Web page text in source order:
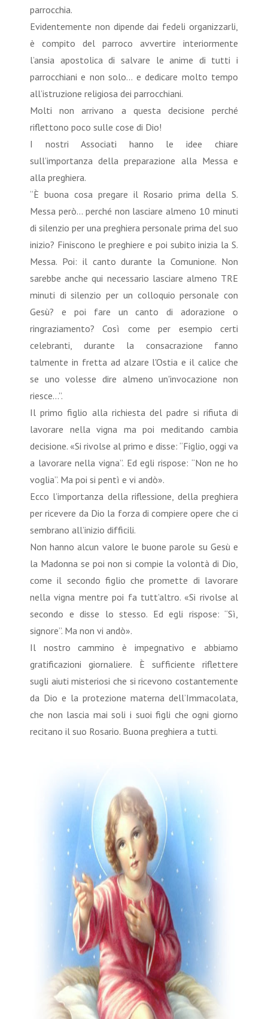
parrocchia.
Evidentemente non dipende dai fedeli organizzarli,
è compito del parroco avvertire interiormente
l’ansia apostolica di salvare le anime di tutti i
parrocchiani e non solo… e dedicare molto tempo
all’istruzione religiosa dei parrocchiani.
Molti non arrivano a questa decisione perché
riflettono poco sulle cose di Dio!
I nostri Associati hanno le idee chiare
sull’importanza della preparazione alla Messa e
alla preghiera.
“È buona cosa pregare il Rosario prima della S.
Messa però... perché non lasciare almeno 10 minuti
di silenzio per una preghiera personale prima del suo
inizio? Finiscono le preghiere e poi subito inizia la S.
Messa. Poi: il canto durante la Comunione. Non
sarebbe anche qui necessario lasciare almeno TRE
minuti di silenzio per un colloquio personale con
Gesù? e poi fare un canto di adorazione o
ringraziamento? Così come per esempio certi
celebranti, durante la consacrazione fanno
talmente in fretta ad alzare l'Ostia e il calice che
se uno volesse dire almeno un'invocazione non
riesce...”.
Il primo figlio alla richiesta del padre si rifiuta di
lavorare nella vigna ma poi meditando cambia
decisione. «Si rivolse al primo e disse: “Figlio, oggi va
a lavorare nella vigna”. Ed egli rispose: “Non ne ho
voglia”. Ma poi si pentì e vi andò».
Ecco l’importanza della riflessione, della preghiera
per ricevere da Dio la forza di compiere opere che ci
sembrano all’inizio difficili.
Non hanno alcun valore le buone parole su Gesù e
la Madonna se poi non si compie la volontà di Dio,
come il secondo figlio che promette di lavorare
nella vigna mentre poi fa tutt’altro. «Si rivolse al
secondo e disse lo stesso. Ed egli rispose: “Sì,
signore”. Ma non vi andò».
Il nostro cammino è impegnativo e abbiamo
gratificazioni giornaliere. È sufficiente riflettere
sugli aiuti misteriosi che si ricevono costantemente
da Dio e la protezione materna dell’Immacolata,
che non lascia mai soli i suoi figli che ogni giorno
recitano il suo Rosario. Buona preghiera a tutti.